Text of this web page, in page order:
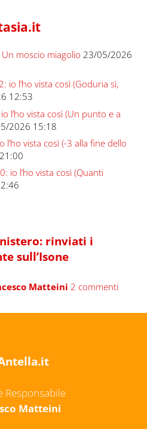
moscio miagolio 23/05/2026
io l’ho vista così (Goduria sì,
12:53
l’ho vista così (Un punto e a
2026 15:18
l’ho vista così (-3 alla fine dello
io l’ho vista così (Quanti
rinviati i
sull’Isone
Matteini 2 commenti
Responsabile
Matteini